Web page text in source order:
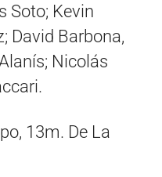
Soto; Kevin
David Barbona,
Nicolás
13m. De La